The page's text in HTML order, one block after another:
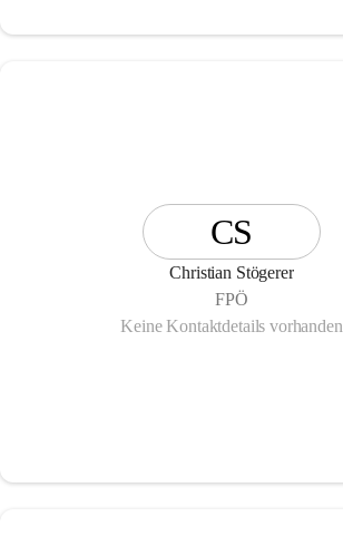
CS
Christian Stögerer
FPÖ
Keine Kontaktdetails vorhanden